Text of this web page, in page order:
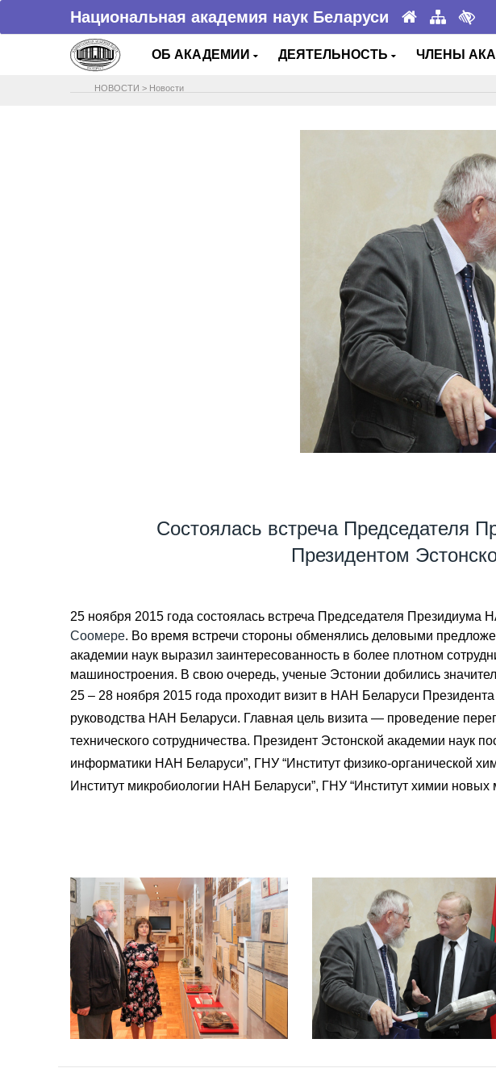
Национальная академия наук Беларуси
ОБ АКАДЕМИИ ДЕЯТЕЛЬНОСТЬ ЧЛЕНЫ
НОВОСТИ > Новости
Состоялась встреча Председателя
Президентом
25 ноября 2015 года состоялась встреча Председателя Президиума
Соомере. Во время встречи стороны обменялись деловыми
академии наук выразил заинтересованность в более плотном
машиностроения. В свою очередь, ученые Эстонии добились
25 – 28 ноября 2015 года проходит визит в НАН Беларуси
руководства НАН Беларуси. Главная цель визита — проведение
технического сотрудничества. Президент Эстонской академии
информатики НАН Беларуси”, ГНУ “Институт физико-органической
Институт микробиологии НАН Беларуси”, ГНУ “Институт химии